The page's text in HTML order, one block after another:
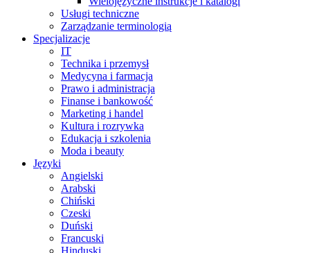
Usługi techniczne
Zarządzanie terminologią
Specjalizacje
IT
Technika i przemysł
Medycyna i farmacja
Prawo i administracja
Finanse i bankowość
Marketing i handel
Kultura i rozrywka
Edukacja i szkolenia
Moda i beauty
Języki
Angielski
Arabski
Chiński
Czeski
Duński
Francuski
Hinduski